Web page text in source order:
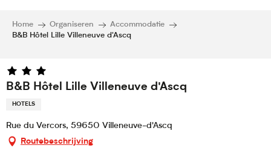
Home Organiseren
Accommodatie
B&B Hôtel Lille Villeneuve d'Ascq
B&B Hôtel Lille Villeneuve d'Ascq
HOTELS
Rue du Vercors, 59650 Villeneuve-d'Ascq
Routebeschrijving